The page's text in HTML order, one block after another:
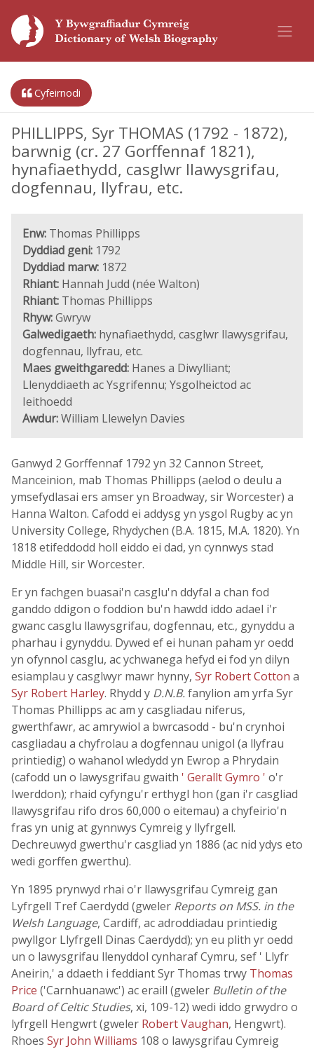
Cyfeirnodi
PHILLIPPS, Syr THOMAS (1792 - 1872),
barwnig (cr. 27 Gorffennaf 1821),
hynafiaethydd, casglwr llawysgrifau,
dogfennau, llyfrau, etc.
Enw: Thomas Phillipps
Dyddiad geni: 1792
Dyddiad marw: 1872
Rhiant: Hannah Judd (née Walton)
Rhiant: Thomas Phillipps
Rhyw:Gwryw
Galwedigaeth: hynafiaethydd, casglwr llawysgrifau,
dogfennau, llyfrau, etc.
Maes gweithgaredd: Hanes a Diwylliant;
Llenyddiaeth ac Ysgrifennu; Ysgolheictod ac
Ieithoedd
Awdur:William Llewelyn Davies
Ganwyd 2 Gorffennaf 1792 yn 32 Cannon Street,
Manceinion, mab Thomas Phillipps (aelod o deulu a
ymsefydlasai ers amser yn Broadway, sir Worcester) a
Hanna Walton. Cafodd ei addysg yn ysgol Rugby ac yn
University College, Rhydychen (B.A. 1815, M.A. 1820). Yn
1818 etifeddodd holl eiddo ei dad, yn cynnwys stad
Middle Hill, sir Worcester.
Er yn fachgen buasai'n casglu'n ddyfal a chan fod
ganddo ddigon o foddion bu'n hawdd iddo adael i'r
gwanc casglu llawysgrifau, dogfennau, etc., gynyddu a
pharhau i gynyddu. Dywed ef ei hunan paham yr oedd
yn ofynnol casglu, ac ychwanega hefyd ei fod yn dilyn
esiamplau y casglwyr mawr hynny, Syr Robert Cotton a
Syr Robert Harley. Rhydd y D.N.B.fanylion am yrfa Syr
Thomas Phillipps ac am y casgliadau niferus,
gwerthfawr, ac amrywiol a bwrcasodd - bu'n crynhoi
casgliadau a chyfrolau a dogfennau unigol (a llyfrau
printiedig) o wahanol wledydd yn Ewrop a Phrydain
(cafodd un o lawysgrifau gwaith ' Gerallt Gymro ' o'r
Iwerddon); rhaid cyfyngu'r erthygl hon (gan i'r casgliad
llawysgrifau rifo dros 60,000 o eitemau) a chyfeirio'n
fras yn unig at gynnwys Cymreig y llyfrgell.
Dechreuwyd gwerthu'r casgliad yn 1886 (ac nid ydys eto
wedi gorffen gwerthu).
Yn 1895 prynwyd rhai o'r llawysgrifau Cymreig gan
Lyfrgell Tref Caerdydd (gweler Reports on MSS. in the
Welsh Language, Cardiff, ac adroddiadau printiedig
pwyllgor Llyfrgell Dinas Caerdydd); yn eu plith yr oedd
un o lawysgrifau llenyddol cynharaf Cymru, sef ' Llyfr
Aneirin,' a ddaeth i feddiant Syr Thomas trwy Thomas
Price ('Carnhuanawc') ac eraill (gweler Bulletin of the
Board of Celtic Studies, xi, 109-12) wedi iddo grwydro o
lyfrgell Hengwrt (gweler Robert Vaughan, Hengwrt).
Rhoes Syr John Williams 108 o lawysgrifau Cymreig